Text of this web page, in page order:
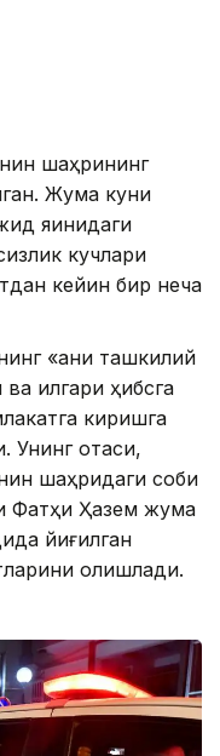
шаҳрининг
Жума куни
яқинидаги
кучлари
кейин бир неча
«аниқ ташкилий
илгари ҳибсга
киришга
Унинг отаси,
шаҳридаги собиқ
Фатҳи Ҳазем жума
йиғилган
олқишлади.